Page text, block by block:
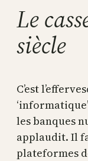
Le
siècle
C’est
les banques
applaudit. Il
plateformes